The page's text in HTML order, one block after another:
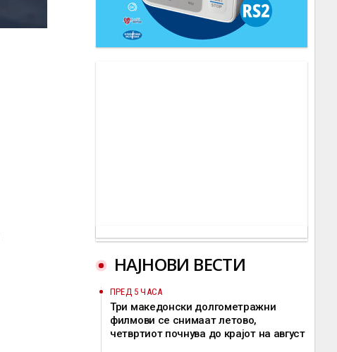
НАЈНОВИ ВЕСТИ
ПРЕД 5 ЧАСА
Три македонски долгометражни
филмови се снимаат летово,
четвртиот почнува до крајот на август